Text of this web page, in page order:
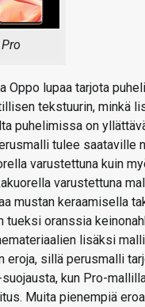
Oppo lupaa tarjota
tekstuurin, minkä
puhelimissa on
tulee saataville
varustettuna kuin
varustettuna
mustan keraamisella
tueksi oranssia
lisäksi
eroja, sillä perusmalli
kun Pro-
Muita pienempiä